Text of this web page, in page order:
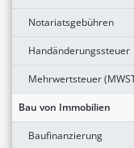
Notariatsgebühren
Handänderungssteuer
Mehrwertsteuer
Bau von Immobilien
Baufinanzierung